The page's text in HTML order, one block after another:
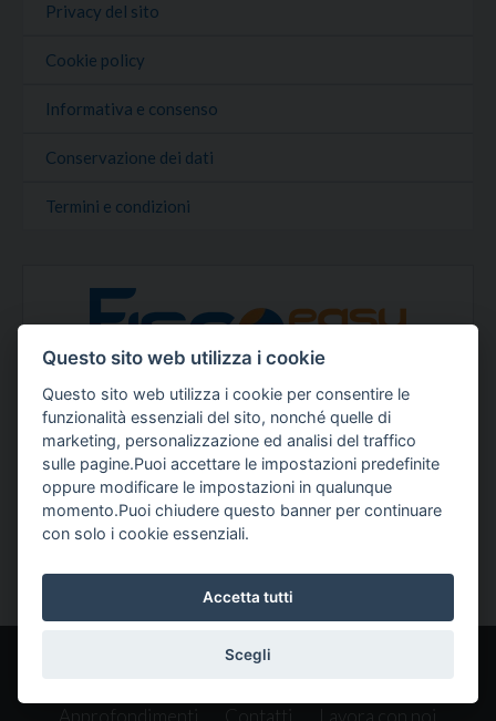
Privacy del sito
Cookie policy
Informativa e consenso
Conservazione dei dati
Termini e condizioni
Fiscoeasyè un marchio di Studio Cuscito srl STP
Via Leopoldo Curci 2, Palo del Colle (BA)
Partita IVA 08385150720
Telefono:
Chi siamo
Approfondimenti
Contatti Lavora con noi
Questo sito web utilizza i cookie
Questo sito web utilizza i cookie per consentire le
funzionalità essenziali del sito, nonché quelle di
marketing, personalizzazione ed analisi del traffico
sulle pagine.Puoi accettare le impostazioni predefinite
oppure modificare le impostazioni in qualunque
momento.Puoi chiudere questo banner per continuare
con solo i cookie essenziali.
Accetta tutti
Scegli